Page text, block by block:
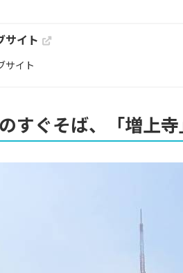
サイト
すぐそば、「増上